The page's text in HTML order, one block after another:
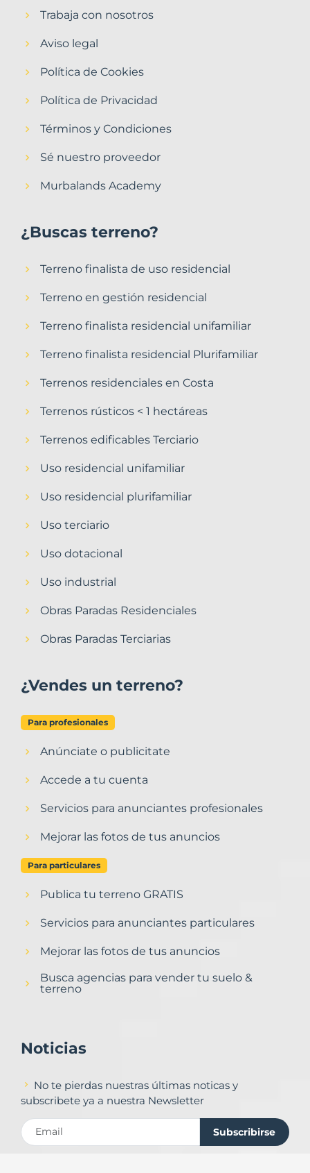
Trabaja con nosotros
Aviso legal
Política de Cookies
Política de Privacidad
Términos y Condiciones
Sé nuestro proveedor
Murbalands Academy
¿Buscas terreno?
Terreno finalista de uso residencial
Terreno en gestión residencial
Terreno finalista residencial unifamiliar
Terreno finalista residencial Plurifamiliar
Terrenos residenciales en Costa
Terrenos rústicos < 1 hectáreas
Terrenos edificables Terciario
Uso residencial unifamiliar
Uso residencial plurifamiliar
Uso terciario
Uso dotacional
Uso industrial
Obras Paradas Residenciales
Obras Paradas Terciarias
¿Vendes un terreno?
Para profesionales
Anúnciate o publicitate
Accede a tu cuenta
Servicios para anunciantes profesionales
Mejorar las fotos de tus anuncios
Para particulares
Publica tu terreno GRATIS
Servicios para anunciantes particulares
Mejorar las fotos de tus anuncios
Busca agencias para vender tu suelo &
terreno
Noticias
No te pierdas nuestras últimas noticas y
subscribete ya a nuestra Newsletter
Subscribirse